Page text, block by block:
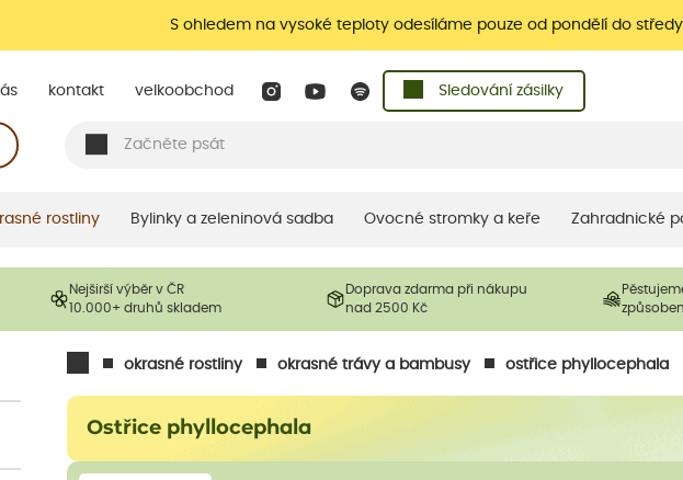
S ohledem na vysoké teploty odesíláme pouze od pondělí do středy
kontakt velkoobchod Sledování zásilky
rostliny Bylinky a zeleninová sadba Ovocné stromky a keře Zahradnické
Nejširší výběr v ČR
10.000+ druhů skladem
Doprava zdarma při nákupu
nad 2500 Kč
okrasné rostliny okrasné trávy a bambusy ostřice phyllocephala
Ostřice phyllocephala